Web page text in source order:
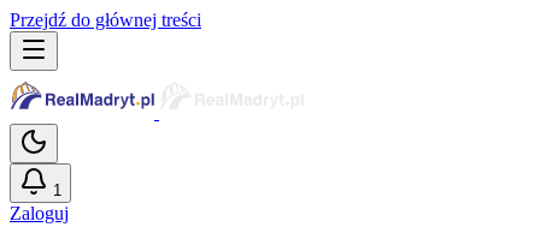
Przejdź do głównej treści
1
Zaloguj